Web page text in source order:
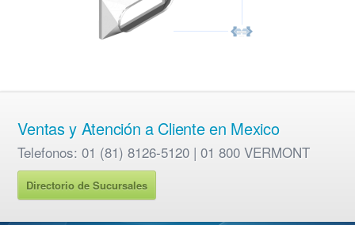
Ventas y Atención a Cliente en Mexico
Telefonos: 01 (81) 8126-5120 | 01 800 VERMONT
Directorio de Sucursales